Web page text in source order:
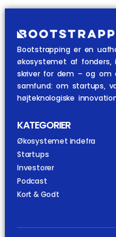
Bootstrapping er en
økosystemet af fonders,
skriver for dem – og om
samfund: om startups,
højteknologiske
KATEGORIER
Økosystemet indefra
Startups
Investorer
Podcast
Kort & Godt